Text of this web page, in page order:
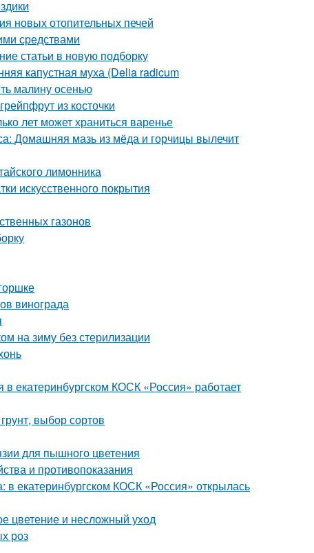
новых отопительных печей
средствами
статьи в новую подборку
капустная муха (Delia radicum
малину осенью
из косточки
лет может храниться варенье
Домашняя мазь из мёда и горчицы вылечит
лимонника
искусственного покрытия
газонов
винограда
на зиму без стерилизации
в екатеринбургском КОСК «Россия» работает
выбор сортов
для пышного цветения
и противопоказания
екатеринбургском КОСК «Россия» открылась
цветение и несложный уход
роз